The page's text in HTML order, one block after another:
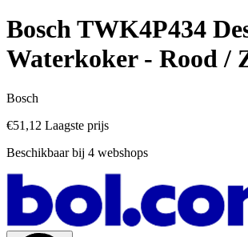
Bosch TWK4P434
Waterkoker - Rood /
Bosch
€51,12 Laagste prijs
Beschikbaar bij 4 webshops